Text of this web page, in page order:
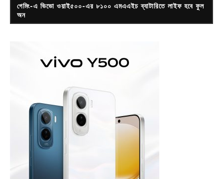
গেমিং-এ ভিভো ওয়াই৫০০-এর ৮১০০ এমএএইচ ব্যাটারিতে লাইফ হবে ফুল
অন